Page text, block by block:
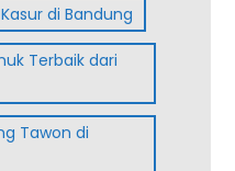
di Bandung
Terbaik dari
Tawon di